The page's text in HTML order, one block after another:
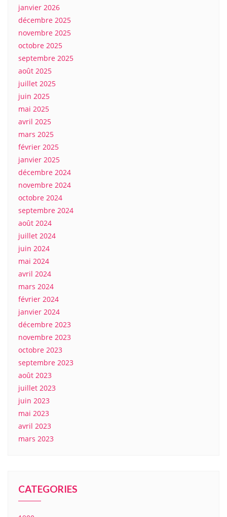
janvier 2026
décembre 2025
novembre 2025
octobre 2025
septembre 2025
août 2025
juillet 2025
juin 2025
mai 2025
avril 2025
mars 2025
février 2025
janvier 2025
décembre 2024
novembre 2024
octobre 2024
septembre 2024
août 2024
juillet 2024
juin 2024
mai 2024
avril 2024
mars 2024
février 2024
janvier 2024
décembre 2023
novembre 2023
octobre 2023
septembre 2023
août 2023
juillet 2023
juin 2023
mai 2023
avril 2023
mars 2023
CATEGORIES